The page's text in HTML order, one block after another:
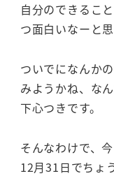
自分のできるこ
つ面白いなーと
ついでになんか
みようかね、な
下心つきです。
そんなわけで、
12月31日でちょ